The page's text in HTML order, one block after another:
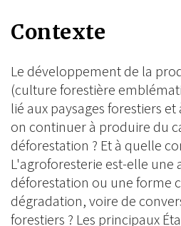
Contexte
Le développement de la
(culture forestière
lié aux paysages forestiers
on continuer à produire du
déforestation ? Et à quelle
L'agroforesterie est-elle une
déforestation ou une forme
dégradation, voire de
forestiers ? Les principaux